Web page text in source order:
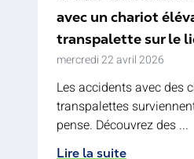
avec un chariot
transpalette sur le
mercredi 22 avril 2026
Les accidents avec des
transpalettes
pense. Découvrez des ...
Lire la suite